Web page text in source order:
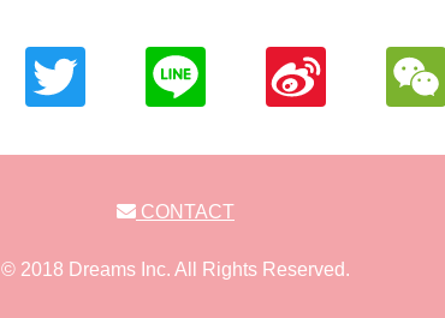
CONTACT
© 2018 Dreams Inc. All Rights Reserved.